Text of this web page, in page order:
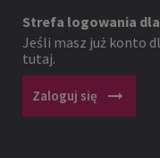
Strefa logowania
Jeśli masz już konto
tutaj.
Zaloguj się arrow_right_alt